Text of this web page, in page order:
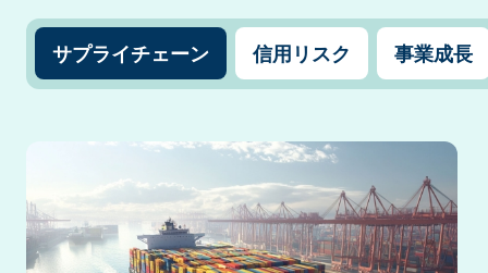
サプライチェーン 信用リスク 事業成長